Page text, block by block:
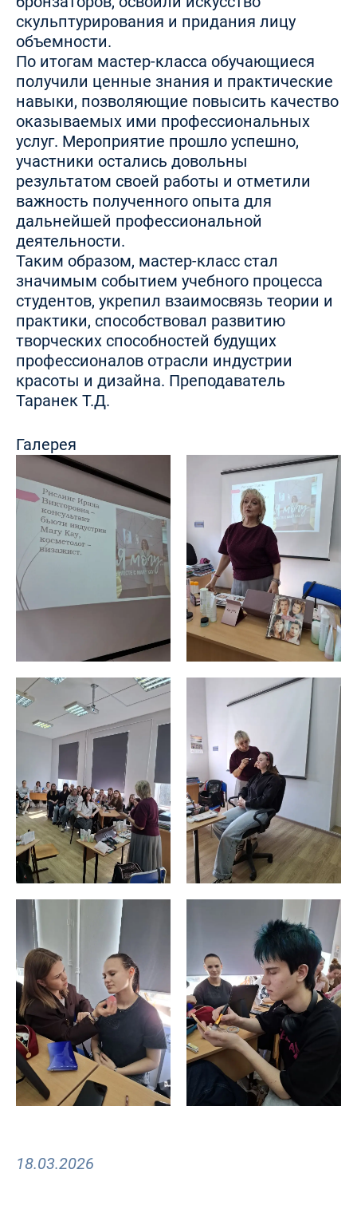
скульптурирования и придания лицу
объемности.
По итогам мастер-класса обучающиеся
получили ценные знания и практические
навыки, позволяющие повысить качество
оказываемых ими профессиональных
услуг. Мероприятие прошло успешно,
участники остались довольны
результатом своей работы и отметили
важность полученного опыта для
дальнейшей профессиональной
деятельности.
Таким образом, мастер-класс стал
значимым событием учебного процесса
студентов, укрепил взаимосвязь теории и
практики, способствовал развитию
творческих способностей будущих
профессионалов отрасли индустрии
красоты и дизайна. Преподаватель
Таранек Т.Д.
Галерея
18.03.2026